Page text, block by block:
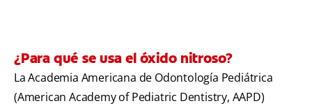
¿Para qué se usa el óxido nitroso?
La Academia Americana de Odontología Pediátrica
(American Academy of Pediatric Dentistry, AAPD)